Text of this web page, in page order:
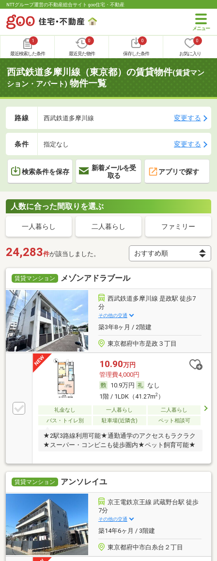
NTTグループ運営の不動産総合サイト goo住宅・不動産
1
最近検索した条件
0
最近見た物件
0
保存した条件
0
お気に入り
西武鉄道多摩川線（東京都）の賃貸物件(賃貸マン
ション・アパート) 物件一覧
路線 西武鉄道多摩川線 変更する
条件 指定なし 変更する
検索条件を保存
新着メールを受
取る
アプリで探す
人数に合った間取りを選ぶ
一人暮らし 二人暮らし ファミリー
24,283件が該当しました。
賃貸マンション メゾンアドラブール
西武鉄道多摩川線 是政駅 徒歩7
分
その他の交通
築3年8ヶ月 / 2階建
東京都府中市是政３丁目
10.90万円
管理費4,000円
10.9万円
なし
1階 / 1LDK（41.27m2）
礼金なし 一人暮らし
二人暮らし
バス・トイレ別
駐車場(近隣含) ペット相談可
★2駅3路線利用可能★通勤通学のアクセスもラクラク
★スーパー・コンビニも徒歩圏内★ペット飼育可能★
賃貸マンション アンソレイユ
京王電鉄京王線 武蔵野台駅 徒歩
7分
その他の交通
築14年6ヶ月 / 3階建
東京都府中市白糸台２丁目